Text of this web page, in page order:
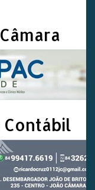
Contábil